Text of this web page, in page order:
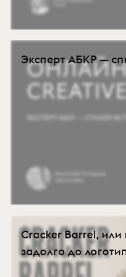
Эксперт АБКР —
Cracker Barrel,
задолго до